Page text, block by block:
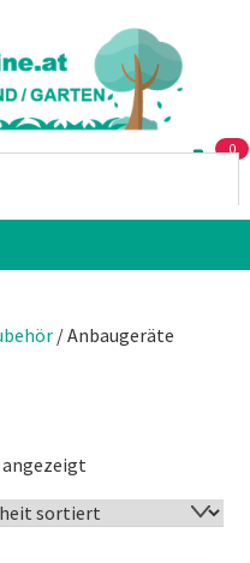
0
/ Anbaugeräte
angezeigt
Beliebtheit
sortiert